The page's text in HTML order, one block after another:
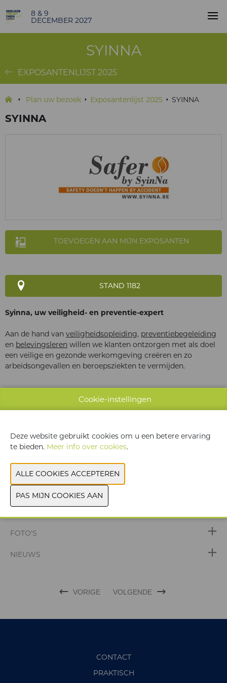
8 & 9
DECEMBER 2027
SYINNA
EXPOSANTENLIJST 2025
Plan uw bezoek Exposantenlijst 2025 SYINNA
SYINNA
TOEVOEGEN AAN MIJN EXPOSANTEN
STAND 1182
Syinna, uw veiligheid- en preventie-expert
Aan de hand van veiligheidsopleiding, preventiebegeleiding
en belevingsleren willen we klanten ontzorgen met als doel
een veilige en gezonde werkomgeving creëren en zo
arbeidsongevallen en beroepsziekten te vermijden.
FOTO'S
NIEUWS
VORIGE VOLGENDE
CONTACT
PRAKTISCH
Cookie-instellingen
Deze website gebruikt cookies om u een betere ervaring
te bieden. Meer info over cookies.